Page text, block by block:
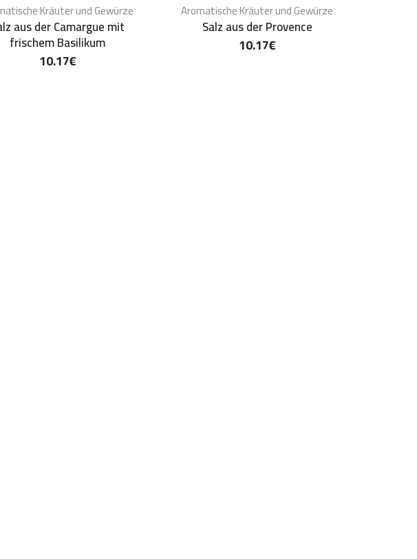
Kräuter und Gewürze
aus der Camargue mit
frischem Basilikum
10.17€
Aromatische Kräuter und Gewürze
Salz aus der Provence
10.17€